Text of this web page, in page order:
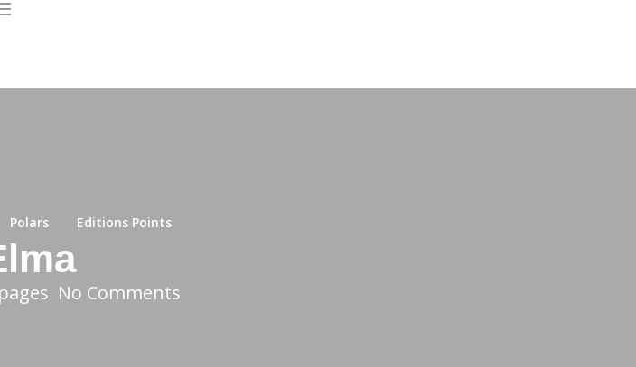
Polars Editions Points
No Comments